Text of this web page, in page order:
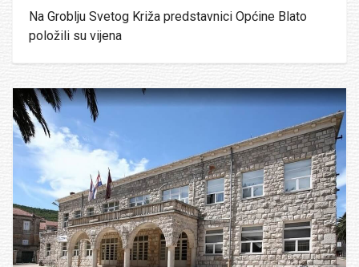
Na Groblju Svetog Križa predstavnici Općine Blato
položili su vijena